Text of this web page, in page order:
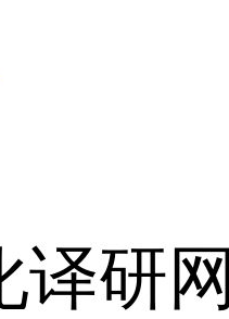
译研